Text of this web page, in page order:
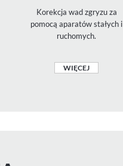
Korekcja wad zgryzu za
pomocą aparatów stałych i
ruchomych.
WIĘCEJ